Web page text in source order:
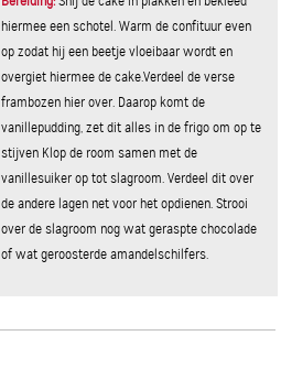
hiermee een schotel. Warm de confituur even
op zodat hij een beetje vloeibaar wordt en
overgiet hiermee de cake.Verdeel de verse
frambozen hier over. Daarop komt de
vanillepudding, zet dit alles in de frigo om op te
stijven Klop de room samen met de
vanillesuiker op tot slagroom. Verdeel dit over
de andere lagen net voor het opdienen. Strooi
over de slagroom nog wat geraspte chocolade
of wat geroosterde amandelschilfers.